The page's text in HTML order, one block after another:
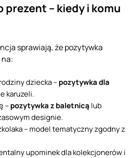
prezent – kiedy i komu
sprawiają, że pozytywka
dziecka –pozytywka dla
karuzeli.
–pozytywka z baletnicą lub
designie.
– model tematyczny zgodny z
upominek dla kolekcjonerów i